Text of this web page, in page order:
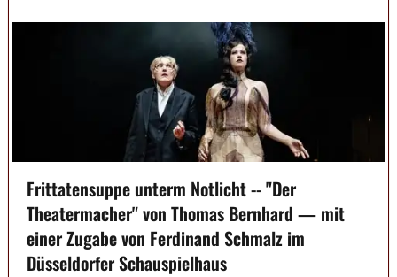
Frittatensuppe unterm Notlicht -- "Der
Theatermacher" von Thomas Bernhard — mit
einer Zugabe von Ferdinand Schmalz im
Düsseldorfer Schauspielhaus